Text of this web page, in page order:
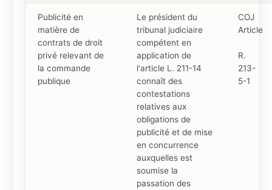
Publicité en
matière de
contrats de droit
privé relevant de
la commande
publique
Le président du
tribunal judiciaire
compétent en
application de
l'article L. 211-14
connaît des
contestations
relatives aux
obligations de
publicité et de mise
en concurrence
auxquelles est
soumise la
passation des
COJ
Article
R.
213-
5-1